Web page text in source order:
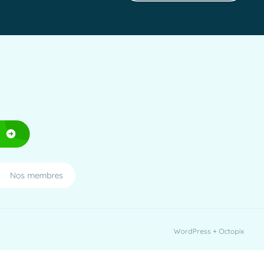
Nos membres
WordPress + Octopix